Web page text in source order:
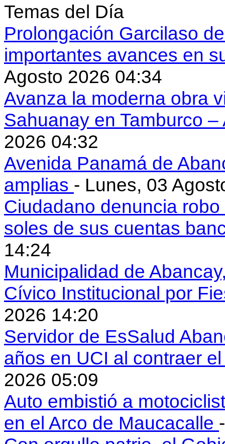
Temas del Día
Prolongación Garcilaso
importantes avances en
Agosto 2026 04:34
Avanza la moderna obra
Sahuanay en Tamburco
2026 04:32
Avenida Panamá de
amplias - Lunes, 03
Ciudadano denuncia
soles de sus cuentas
14:24
Municipalidad de
Cívico Institucional por
2026 14:20
Servidor de EsSalud
años en UCI al contraer
2026 05:09
Auto embistió a
en el Arco de Maucacalle